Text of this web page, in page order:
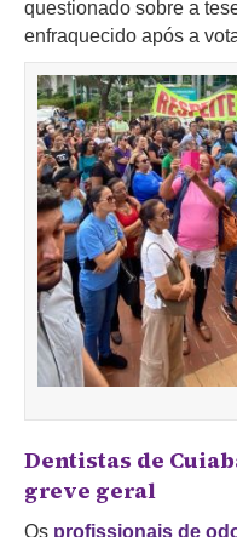
questionado sobre a
enfraquecido após a
Dentistas de
greve geral
Os profissionais de